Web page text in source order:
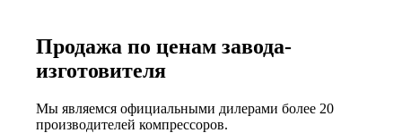
Продажа по ценам завода-
изготовителя
Мы являемся официальными дилерами более 20
производителей компрессоров.